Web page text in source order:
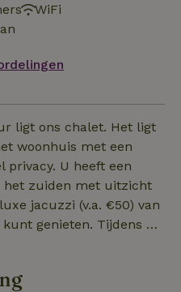
WiFi
ligt ons chalet. Het ligt
woonhuis met een
U heeft een
het zuiden met uitzicht
jacuzzi (v.a. €50) van
genieten. Tijdens de
u
elektrisch en wordt